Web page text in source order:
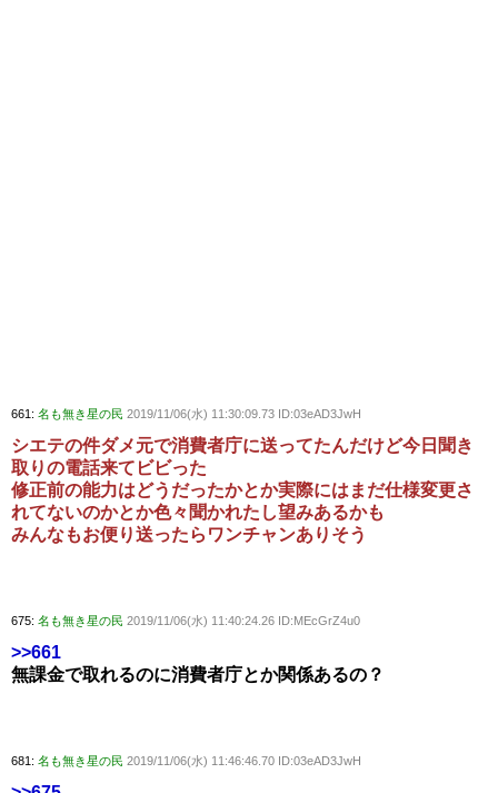
661: 名も無き星の民 2019/11/06(水) 11:30:09.73 ID:03eAD3JwH
シエテの件ダメ元で消費者庁に送ってたんだけど今日聞き
取りの電話来てビビった
修正前の能力はどうだったかとか実際にはまだ仕様変更さ
れてないのかとか色々聞かれたし望みあるかも
みんなもお便り送ったらワンチャンありそう
675: 名も無き星の民 2019/11/06(水) 11:40:24.26 ID:MEcGrZ4u0
>>661
無課金で取れるのに消費者庁とか関係あるの？
681: 名も無き星の民 2019/11/06(水) 11:46:46.70 ID:03eAD3JwH